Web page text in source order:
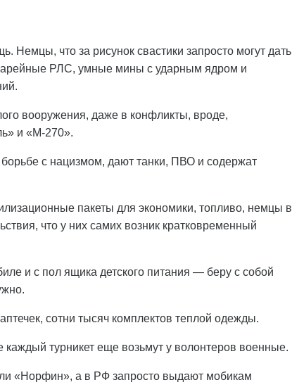
Немцы, что за рисунок свастики запросто могут дать
РЛС, умные мины с ударным ядром и
вооружения, даже в конфликты, вроде,
и «М-270».
с нацизмом, дают танки, ПВО и содержат
пакеты для экономики, топливо, немцы в
что у них самих возник кратковременный
и с пол ящика детского питания — беру с собой
сотни тысяч комплектов теплой одежды.
турникет еще возьмут у волонтеров военные.
«Норфин», а в РФ запросто выдают мобикам